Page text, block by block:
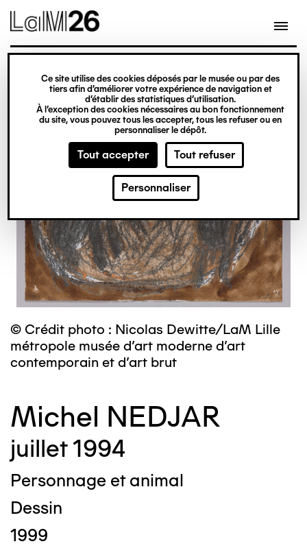
Gestion des cookies
Ce site utilise des cookies déposés par le musée ou par des
tiers afin d’améliorer votre expérience de navigation et
d’établir des statistiques d’utilisation.
À l’exception des cookies nécessaires au bon fonctionnement
du site, vous pouvez tous les accepter, tous les refuser ou en
personnaliser le dépôt.
Tout accepter Tout refuser
Personnaliser
contenu
© Crédit photo : Nicolas Dewitte/LaM Lille
métropole musée d’art moderne d’art
contemporain et d’art brut
Michel NEDJAR
juillet 1994
Personnage et animal
Dessin
1999